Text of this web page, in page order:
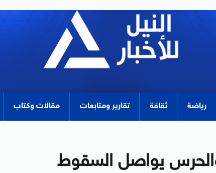
رياضة ثقافة تقارير ومتابعات مقالات وكتاب
يواصل السقوط